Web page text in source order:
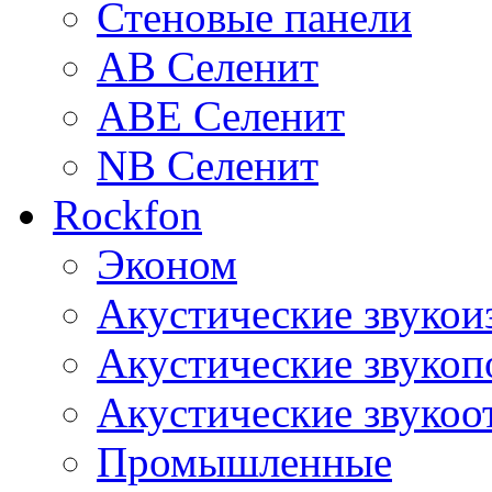
Стеновые панели
AB Селенит
ABE Селенит
NB Селенит
Rockfon
Эконом
Акустические
Акустические
Акустические
Промышленные